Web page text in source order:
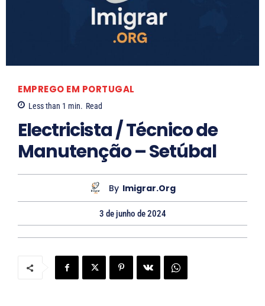
EMPREGO EM PORTUGAL
Less than 1 min. Read
Electricista / Técnico de
Manutenção – Setúbal
By Imigrar.org
3 de junho de 2024